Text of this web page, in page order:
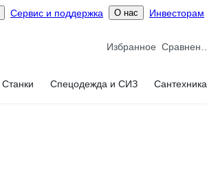
Сервис и поддержка О нас Инвесторам
Избранное
Станки Спецодежда и СИЗ Сантехника